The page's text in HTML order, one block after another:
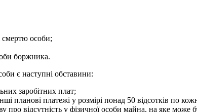
смертю особи;
боржника.
є наступні обставини:
заробітних плат;
планові платежі у розмірі понад 50 відсотків по
про відсутність у фізичної особи майна, на яке може